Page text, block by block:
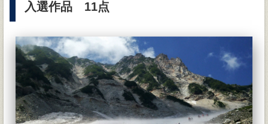
入選作品 11点